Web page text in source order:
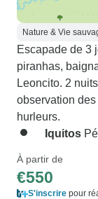
Nature & Vie
Escapade de 3
piranhas,
Leoncito. 2
observation
hurleurs.
Iquitos
À partir de
€550
S'inscrire pour